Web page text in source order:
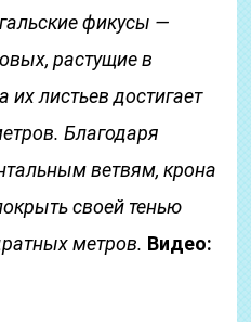
фикусы —
растущие в
листьев достигает
Благодаря
ветвям, крона
своей тенью
метров. Видео: